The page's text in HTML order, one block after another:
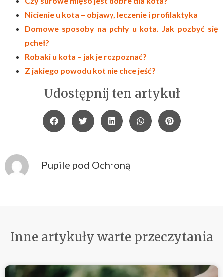
Nicienie u kota – objawy, leczenie i profilaktyka
Domowe sposoby na pchły u kota. Jak pozbyć się
pcheł?
Robaki u kota – jak je rozpoznać?
Z jakiego powodu kot nie chce jeść?
Udostępnij ten artykuł
Pupile pod Ochroną
Inne artykuły warte przeczytania